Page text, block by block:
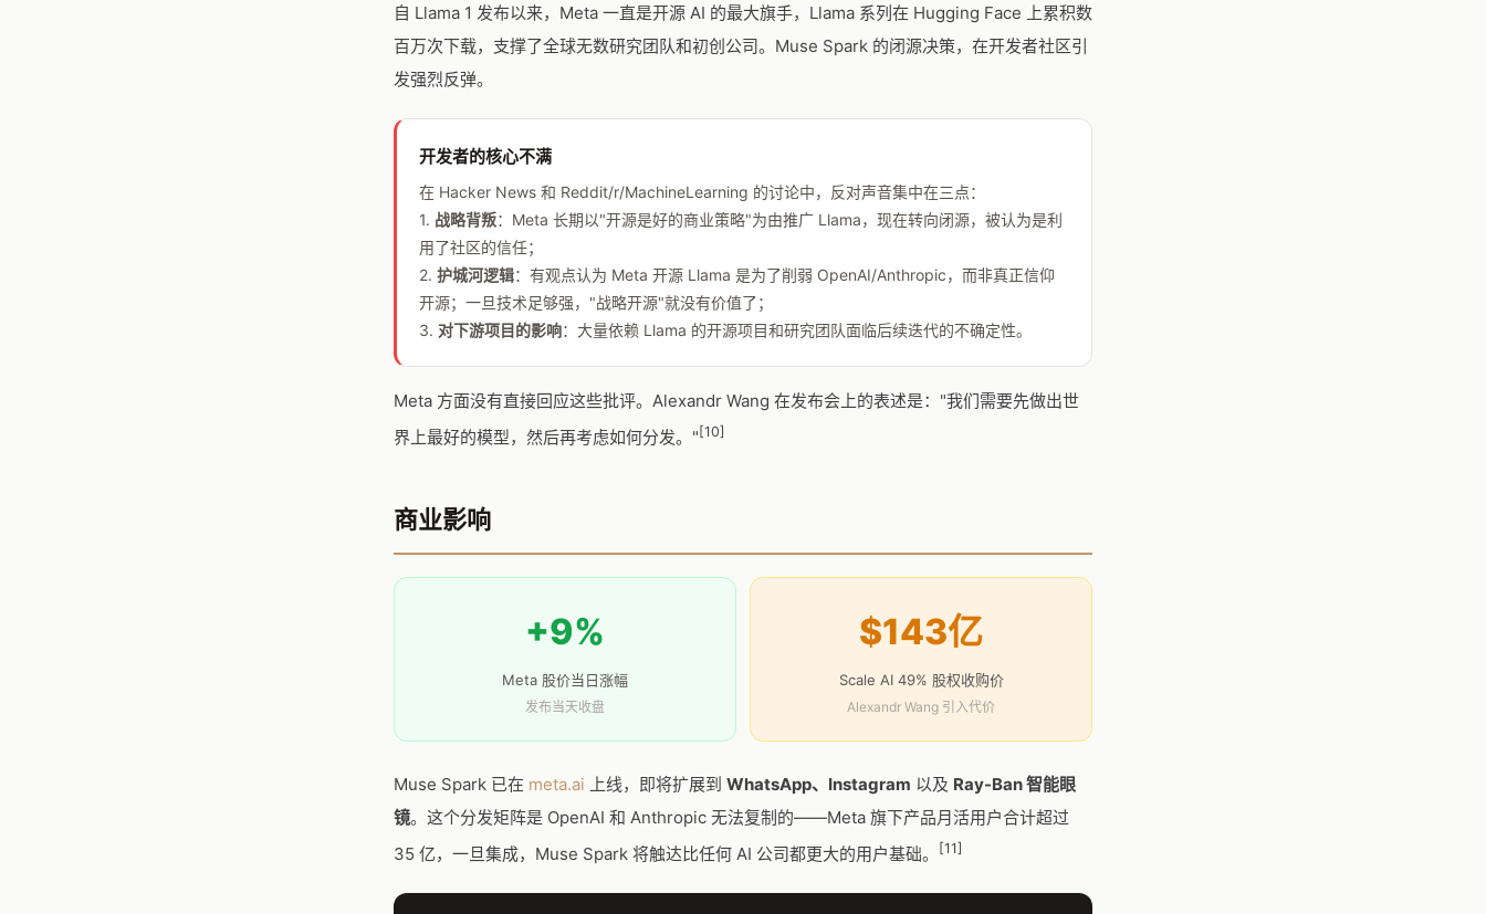
自 Llama 1 发布以来，Meta 一直是开源 AI 的最大旗手，Llama 系列在 Hugging Face 上累积数
百万次下载，支撑了全球无数研究团队和初创公司。Muse Spark 的闭源决策，在开发者社区引
发强烈反弹。
开发者的核心不满
在 Hacker News 和 Reddit/r/MachineLearning 的讨论中，反对声音集中在三点：
1. 战略背叛：Meta 长期以"开源是好的商业策略"为由推广 Llama，现在转向闭源，被认为是利
用了社区的信任；
2. 护城河逻辑：有观点认为 Meta 开源 Llama 是为了削弱 OpenAI/Anthropic，而非真正信仰
开源；一旦技术足够强，"战略开源"就没有价值了；
3. 对下游项目的影响：大量依赖 Llama 的开源项目和研究团队面临后续迭代的不确定性。
Meta 方面没有直接回应这些批评。Alexandr Wang 在发布会上的表述是："我们需要先做出世
界上最好的模型，然后再考虑如何分发。" [10]
商业影响
+9%
Meta 股价当日涨幅
发布当天收盘
$143亿
Scale AI 49% 股权收购价
Alexandr Wang 引入代价
Muse Spark 已在 meta.ai 上线，即将扩展到 WhatsApp、Instagram 以及 Ray-Ban 智能眼
镜。这个分发矩阵是 OpenAI 和 Anthropic 无法复制的——Meta 旗下产品月活用户合计超过
35 亿，一旦集成，Muse Spark 将触达比任何 AI 公司都更大的用户基础。
[11]